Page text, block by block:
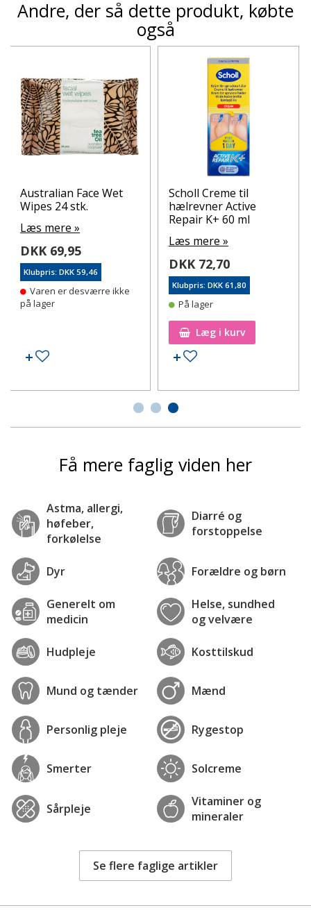
Andre, der så dette produkt, købte
også
Australian Face Wet
Wipes 24 stk.
Læs mere »
DKK 69,95
Klubpris: DKK 59,46
Varen er desværre ikke
på lager
Tilføj til ønskeseddel
Scholl Creme til
hælrevner Active
Repair K+ 60 ml
Læs mere »
DKK 72,70
Klubpris: DKK 61,80
På lager
Læg i kurv
Tilføj til ønskeseddel
Få mere faglig viden her
Astma, allergi,
høfeber,
forkølelse
Diarré og
forstoppelse
Dyr Forældre og børn
Generelt om
medicin
Helse, sundhed
og velvære
Hudpleje Kosttilskud
Mund og tænder Mænd
Personlig pleje Rygestop
Smerter Solcreme
Sårpleje
Vitaminer og
mineraler
Se flere faglige artikler